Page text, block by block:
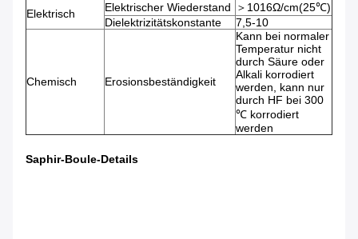
Elektrisch
Elektrischer Wiederstand
＞1016Ω/cm(25℃)
Dielektrizitätskonstante
7,5-10
Chemisch Erosionsbeständigkeit
Kann bei normaler
Temperatur nicht
durch Säure oder
Alkali korrodiert
werden, kann nur
durch HF bei 300
℃ korrodiert
werden
Saphir-Boule-Details